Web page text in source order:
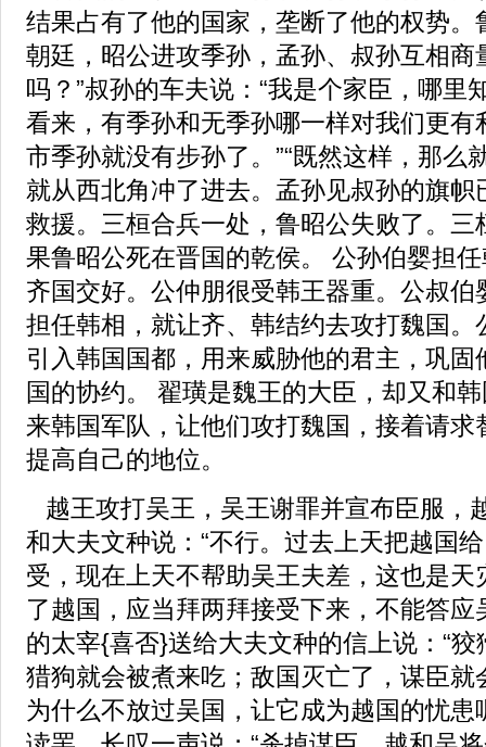
结果占有了他的国家，垄断了他的权势。
朝廷，昭公进攻季孙，孟孙、叔孙互相商
吗？”叔孙的车夫说：“我是个家臣，哪里
看来，有季孙和无季孙哪一样对我们更有
市季孙就没有步孙了。”“既然这样，那么
就从西北角冲了进去。孟孙见叔孙的旗帜
救援。三桓合兵一处，鲁昭公失败了。三
果鲁昭公死在晋国的乾侯。 公孙伯婴担
齐国交好。公仲朋很受韩王器重。公叔伯
担任韩相，就让齐、韩结约去攻打魏国。
引入韩国国都，用来威胁他的君主，巩
国的协约。 翟璜是魏王的大臣，却又和
来韩国军队，让他们攻打魏国，接着请求
提高自己的地位。
越王攻打吴王，吴王谢罪并宣布臣服，
和大夫文种说：“不行。过去上天把越国
受，现在上天不帮助吴王夫差，这也是天
了越国，应当拜两拜接受下来，不能答应
的太宰{喜否}送给大夫文种的信上说：“
猎狗就会被煮来吃；敌国灭亡了，谋臣就
为什么不放过吴国，让它成为越国的忧患